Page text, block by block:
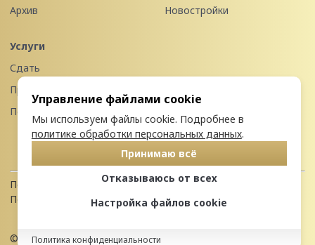
Архив
Новостройки
Услуги
Сдать
Продать
Передать в управление
Политика конфиденциальности
Пользовательское соглашение
© 2026 Недвижимость Северо-запада
Управление файлами cookie
Мы используем файлы cookie. Подробнее в
политике обработки персональных данных.
Принимаю всё
Отказываюсь от всех
Настройка файлов cookie
Политика конфиденциальности